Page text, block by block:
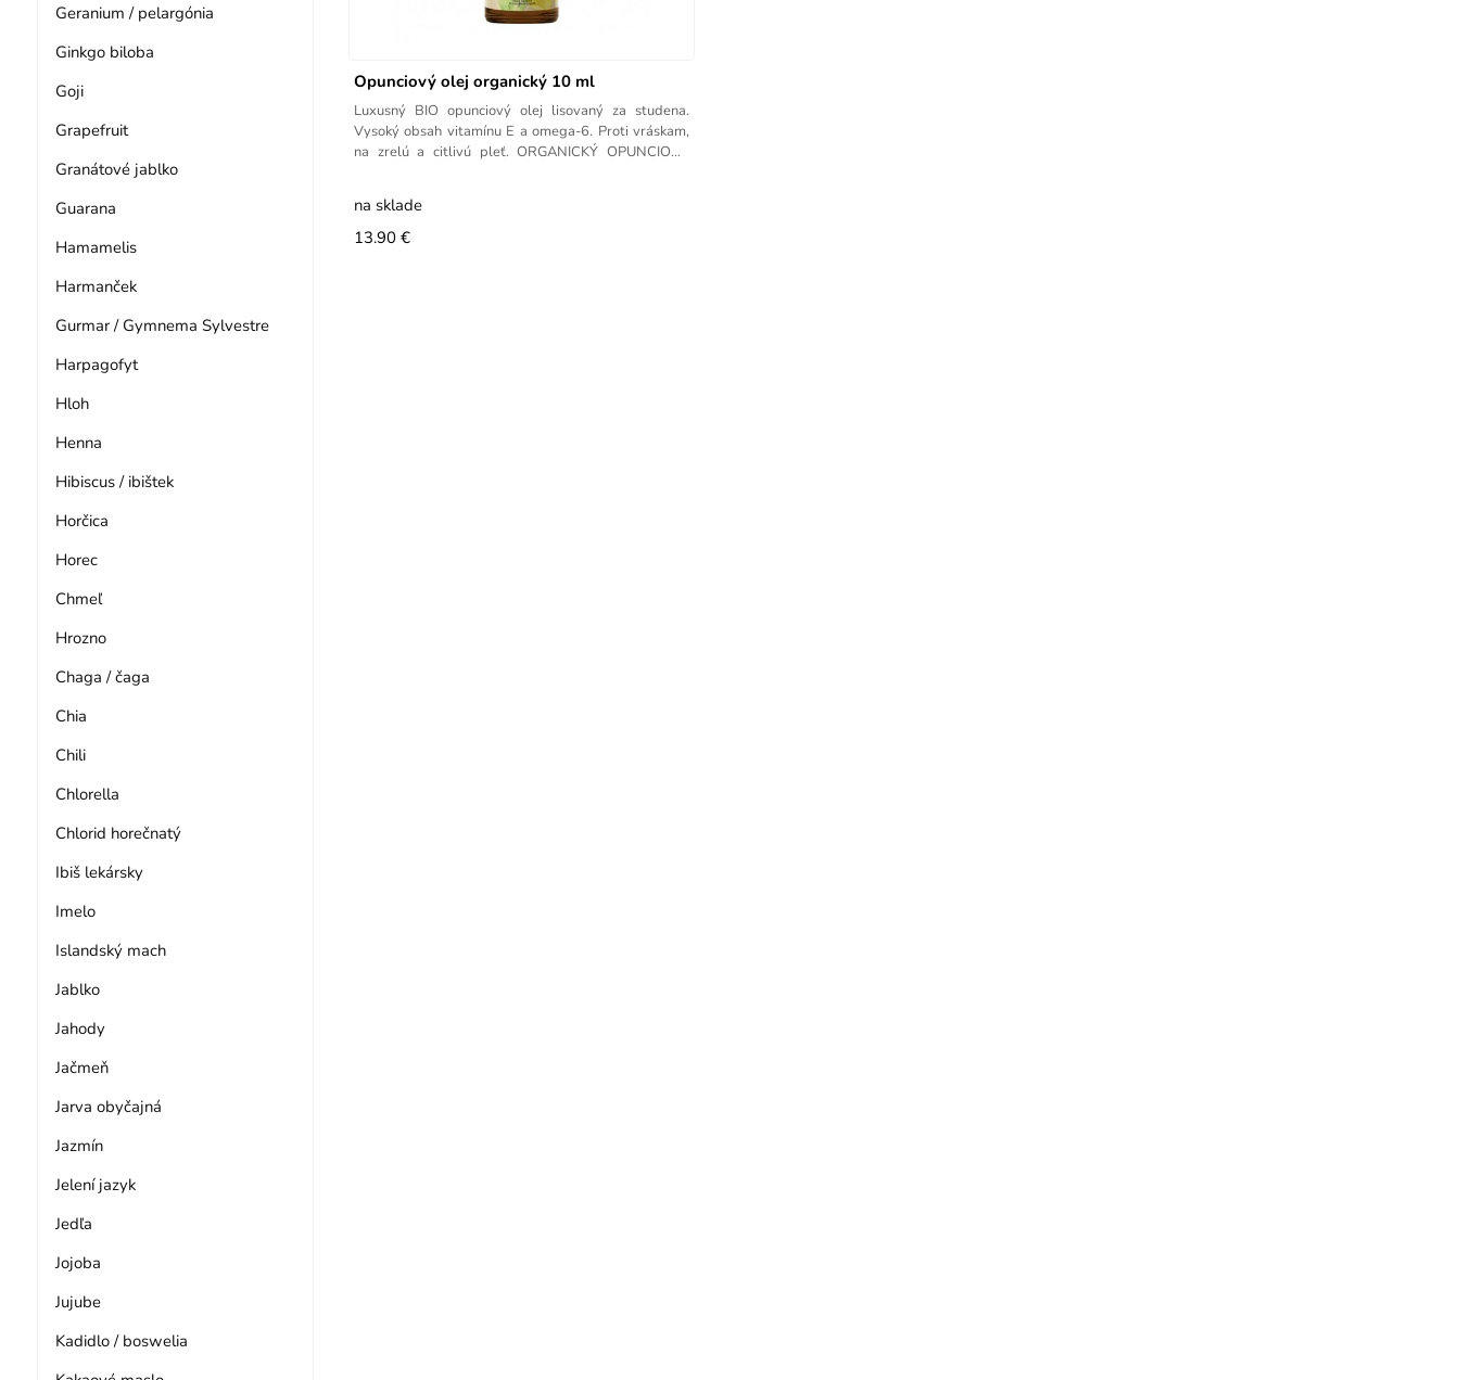
Geranium / pelargónia
Ginkgo biloba
Goji
Grapefruit
Granátové jablko
Guarana
Hamamelis
Harmanček
Gurmar / Gymnema Sylvestre
Harpagofyt
Hloh
Henna
Hibiscus / ibištek
Horčica
Horec
Chmeľ
Hrozno
Chaga / čaga
Chia
Chili
Chlorella
Chlorid horečnatý
Ibiš lekársky
Imelo
Islandský mach
Jablko
Jahody
Jačmeň
Jarva obyčajná
Jazmín
Jelení jazyk
Jedľa
Jojoba
Jujube
Kadidlo / boswelia
Opunciový olej organický 10 ml
Luxusný BIO opunciový olej lisovaný za studena.
Vysoký obsah vitamínu E a omega-6. Proti vráskam,
na zrelú a citlivú pleť. ORGANICKÝ OPUNCIOVÝ
na sklade
13.90 €